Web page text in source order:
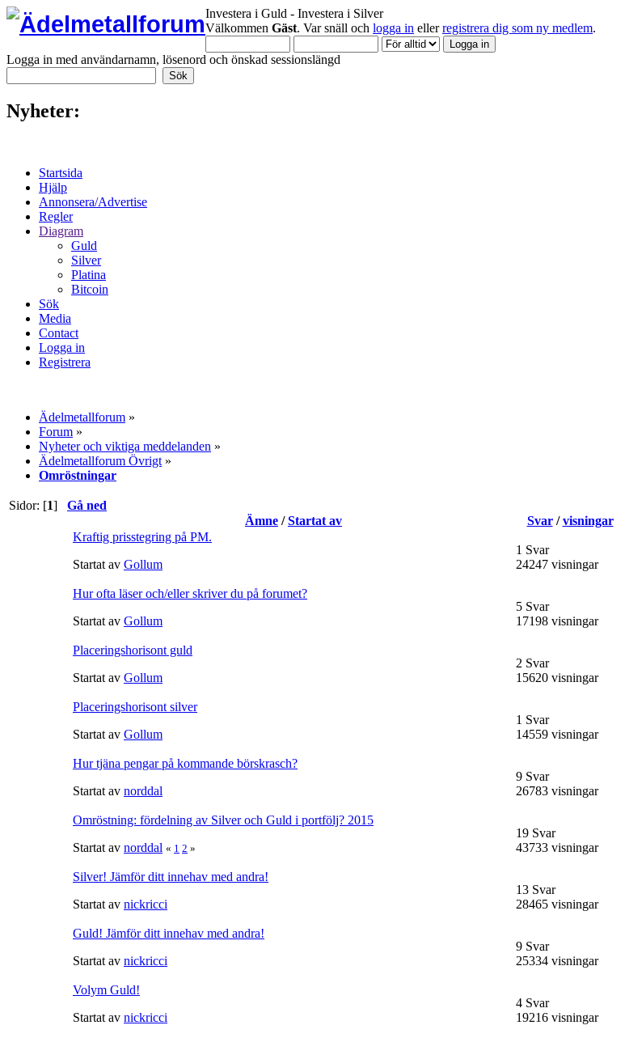
Investera i Guld - Investera i Silver
Välkommen Gäst. Var snäll och logga in ellerregistrera dig som ny medlem.
Logga in med användarnamn, lösenord och önskad sessionslängd
Nyheter:
Startsida
Hjälp
Annonsera/Advertise
Regler
Diagram
Guld
Silver
Platina
Bitcoin
Sök
Media
Contact
Logga in
Registrera
Ädelmetallforum »
Forum »
Nyheter och viktiga meddelanden »
Ädelmetallforum Övrigt »
Omröstningar
Sidor: [1] Gå ned
Ämne /Startat av Svar/visningar
Kraftig prisstegring på PM.
Startat av Gollum
1 Svar
24247 visningar
Hur ofta läser och/eller skriver du på forumet?
Startat av Gollum
5 Svar
17198 visningar
Placeringshorisont guld
Startat av Gollum
2 Svar
15620 visningar
Placeringshorisont silver
Startat av Gollum
1 Svar
14559 visningar
Hur tjäna pengar på kommande börskrasch?
Startat av norddal
9 Svar
26783 visningar
Omröstning: fördelning av Silver och Guld i portfölj? 2015
Startat av norddal « 1 2 »
19 Svar
43733 visningar
Silver! Jämför ditt innehav med andra!
Startat av nickricci
13 Svar
28465 visningar
Guld! Jämför ditt innehav med andra!
Startat av nickricci
9 Svar
25334 visningar
Volym Guld!
Startat av nickricci
4 Svar
19216 visningar